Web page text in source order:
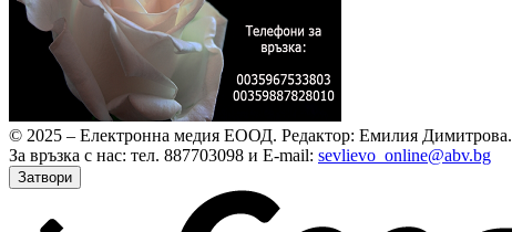
© 2025 – Електронна медия ЕООД. Редактор: Емилия Димитрова.
За връзка с нас: тел. 887703098 и E-mail: sevlievo_online@abv.bg
Затвори